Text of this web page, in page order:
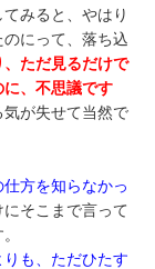
みると、やはり
にって、落ち込
ただ見るだけで
、不思議です
が失せて当然で
方を知らなかっ
そこまで言って
も、ただひたす